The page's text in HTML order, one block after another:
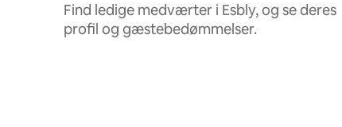
Find ledige medværter i Esbly, og se deres
profil og gæstebedømmelser.